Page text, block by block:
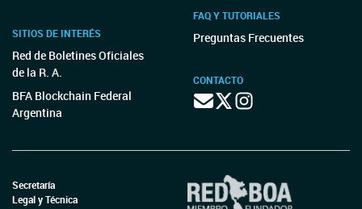
SITIOS DE INTERÉS
Red de Boletines Oficiales
de la R. A.
BFA Blockchain Federal
Argentina
FAQ Y TUTORIALES
Preguntas Frecuentes
CONTACTO
Secretaría
Legal y Técnica